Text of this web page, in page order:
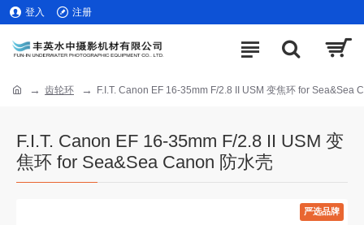
登入 注册
齿轮环 F.I.T. Canon EF 16-35mm F/2.8 II USM 变焦环 for Sea&Sea
F.I.T. Canon EF 16-35mm F/2.8 II USM 变
焦环 for Sea&Sea Canon 防水壳
严选品牌